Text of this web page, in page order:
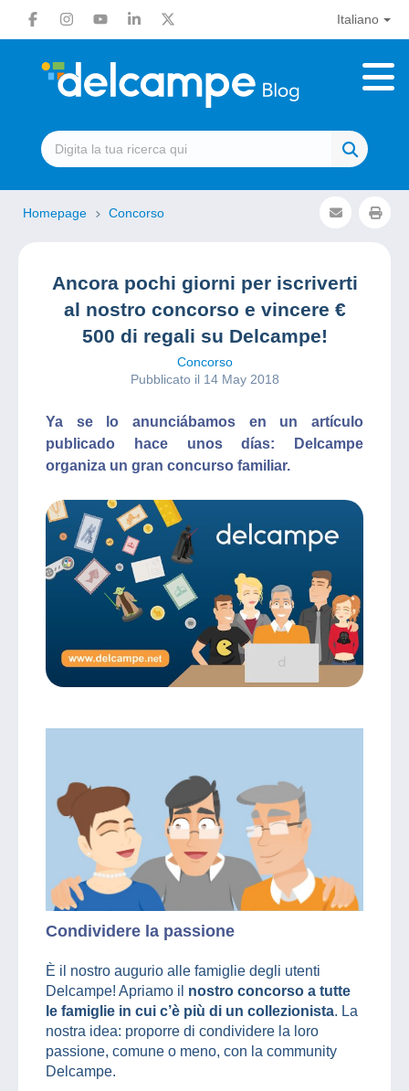
Italiano
Homepage Concorso
Ancora pochi giorni per iscriverti
al nostro concorso e vincere €
500 di regali su Delcampe!
Concorso
Pubblicato il 14 May 2018
Ya se lo anunciábamos en un artículo
publicado hace unos días: Delcampe
organiza un gran concurso familiar.
Condividere la passione
È il nostro augurio alle famiglie degli utenti
Delcampe! Apriamo il nostro concorso a tutte
le famiglie in cui c’è più di un collezionista. La
nostra idea: proporre di condividere la loro
passione, comune o meno, con la community
Delcampe.